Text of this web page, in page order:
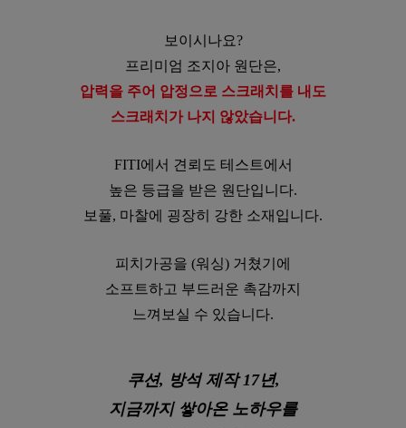
보이시나요?
프리미엄 조지아 원단은,
압력을 주어 압정으로 스크래치를 내도
스크래치가 나지 않았습니다.
FITI에서 견뢰도 테스트에서
높은 등급을 받은 원단입니다.
보풀, 마찰에 굉장히 강한 소재입니다.
피치가공을 (워싱) 거쳤기에
소프트하고 부드러운 촉감까지
느껴보실 수 있습니다.
쿠션, 방석 제작 17년,
지금까지 쌓아온 노하우를